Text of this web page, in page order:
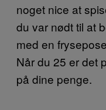
noget nice at
du var nødt til at
med en
Når du 25 er det
på dine penge.